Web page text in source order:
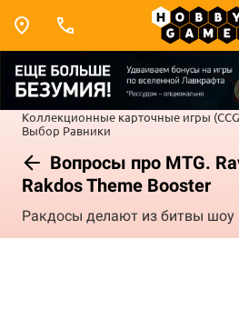
Коллекционные карточные игры
Выбор Равники
Вопросы про MTG.
Rakdos Theme Booster
Ракдосы делают из битвы шоу